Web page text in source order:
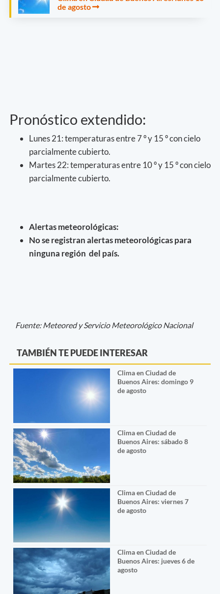
de agosto
Pronóstico extendido:
Lunes 21: temperaturas entre 7 º y 15 º con cielo
parcialmente cubierto.
Martes 22: temperaturas entre 10 º y 15 º con cielo
parcialmente cubierto.
Alertas meteorológicas:
No se registran alertas meteorológicas para
ninguna región del país.
Fuente: Meteored y Servicio Meteorológico Nacional
TAMBIÉN TE PUEDE INTERESAR
Clima en Ciudad de
Buenos Aires: domingo 9
de agosto
Clima en Ciudad de
Buenos Aires: sábado 8
de agosto
Clima en Ciudad de
Buenos Aires: viernes 7
de agosto
Clima en Ciudad de
Buenos Aires: jueves 6 de
agosto